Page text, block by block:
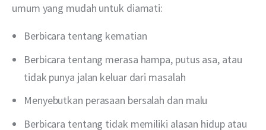
umum yang mudah untuk diamati:
Berbicara tentang kematian
Berbicara tentang merasa hampa, putus asa, atau
tidak punya jalan keluar dari masalah
Menyebutkan perasaan bersalah dan malu
Berbicara tentang tidak memiliki alasan hidup atau